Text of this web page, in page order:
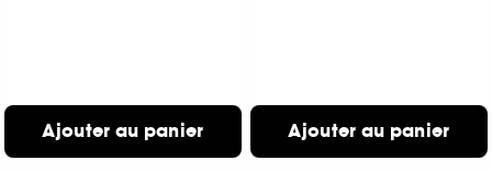
Ajouter au panier Ajouter au panier